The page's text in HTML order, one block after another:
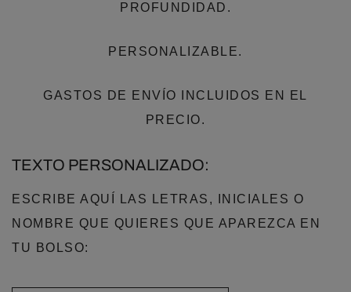
PROFUNDIDAD.
PERSONALIZABLE.
GASTOS DE ENVÍO INCLUIDOS EN EL
PRECIO.
TEXTO PERSONALIZADO:
ESCRIBE AQUÍ LAS LETRAS, INICIALES O
NOMBRE QUE QUIERES QUE APAREZCA EN
TU BOLSO: